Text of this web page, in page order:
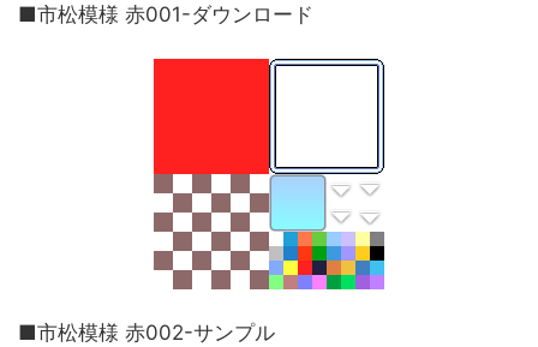
■市松模様 赤001-ダウンロード
■市松模様 赤002-サンプル